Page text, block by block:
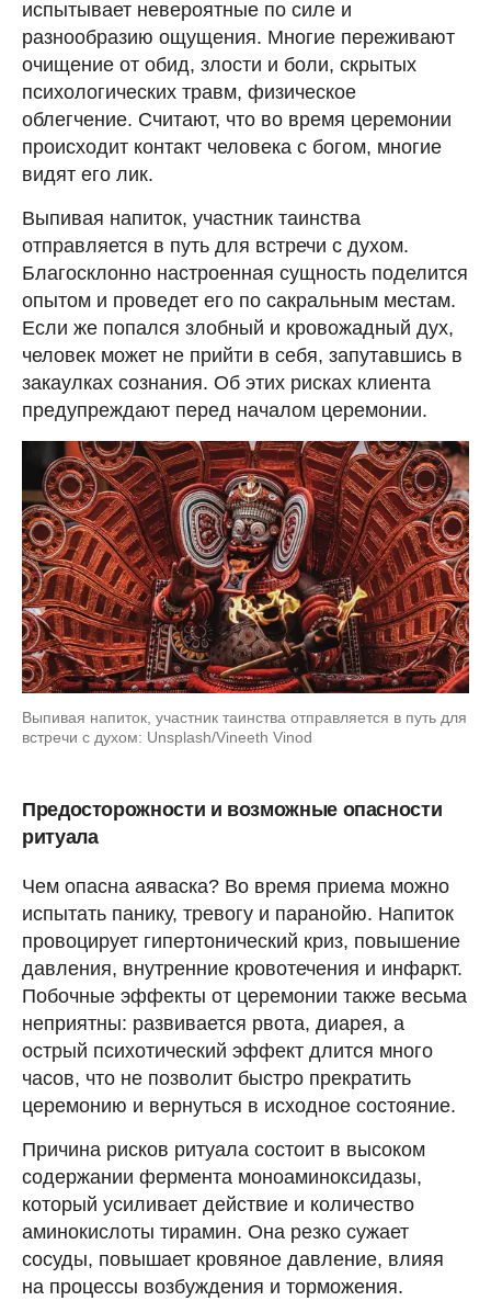
испытывает невероятные по силе и
разнообразию ощущения. Многие переживают
очищение от обид, злости и боли, скрытых
психологических травм, физическое
облегчение. Считают, что во время церемонии
происходит контакт человека с богом, многие
видят его лик.
Выпивая напиток, участник таинства
отправляется в путь для встречи с духом.
Благосклонно настроенная сущность поделится
опытом и проведет его по сакральным местам.
Если же попался злобный и кровожадный дух,
человек может не прийти в себя, запутавшись в
закаулках сознания. Об этих рисках клиента
предупреждают перед началом церемонии.
Выпивая напиток, участник таинства отправляется в путь для
встречи с духом: Unsplash/Vineeth Vinod
Предосторожности и возможные опасности
ритуала
Чем опасна аяваска? Во время приема можно
испытать панику, тревогу и паранойю. Напиток
провоцирует гипертонический криз, повышение
давления, внутренние кровотечения и инфаркт.
Побочные эффекты от церемонии также весьма
неприятны: развивается рвота, диарея, а
острый психотический эффект длится много
часов, что не позволит быстро прекратить
церемонию и вернуться в исходное состояние.
Причина рисков ритуала состоит в высоком
содержании фермента моноаминоксидазы,
который усиливает действие и количество
аминокислоты тирамин. Она резко сужает
сосуды, повышает кровяное давление, влияя
на процессы возбуждения и торможения.